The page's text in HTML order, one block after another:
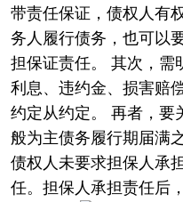
带责任保证，债权人有
务人履行债务，也可以
担保证责任。 其次，需
利息、违约金、损害赔
约定从约定。 再者，要
般为主债务履行期届满
债权人未要求担保人承
任。担保人承担责任后